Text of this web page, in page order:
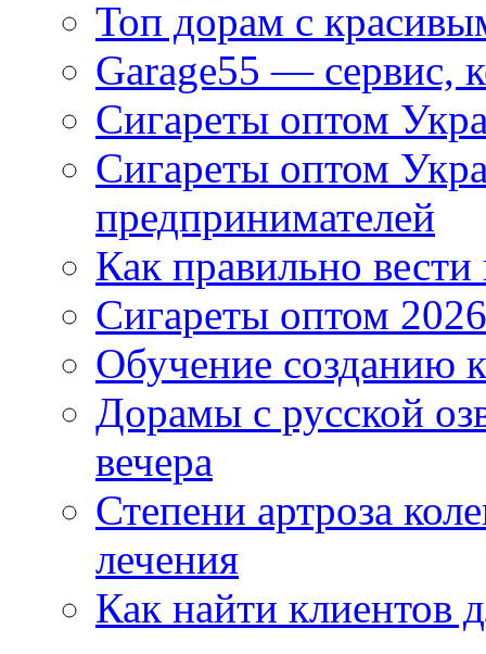
Топ дорам с
Garage55 — сервис,
Сигареты оптом
Сигареты оптом
предпринимателей
Как правильно
Сигареты оптом
Обучение созданию
Дорамы с русской
вечера
Степени артроза
лечения
Как найти клиентов